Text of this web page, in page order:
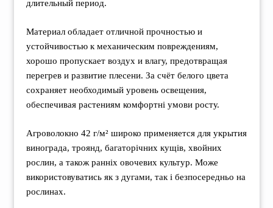
длительный период.
Материал обладает отличной прочностью и
устойчивостью к механическим повреждениям,
хорошо пропускает воздух и влагу, предотвращая
перегрев и развитие плесени. За счёт белого цвета
сохраняет необходимый уровень освещения,
обеспечивая растениям комфортні умови росту.
Агроволокно 42 г/м² широко применяется для укрытия
винограда, троянд, багаторічних кущів, хвойних
рослин, а також ранніх овочевих культур. Може
використовуватись як з дугами, так і безпосередньо на
рослинах.